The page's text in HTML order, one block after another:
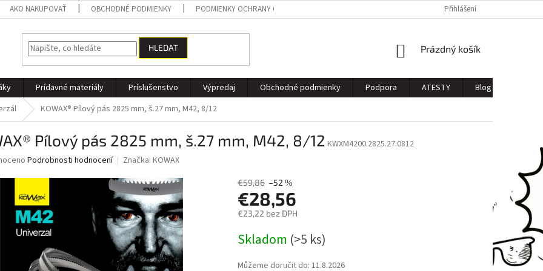
AKO NAKUPOVAŤ OBCHODNÉ PODMIENKY PODMIENKY OCHRANY OSOBNÝCH ÚDAJOV Přihlášení
HLEDAT
NÁKUPNÍ
Prázdný košík
Prídavné materiály Príslušenstvo Výpredaj Obchodné podmienky Podpora ATESTY Blog
KOWAX® Pílový pás 2825 mm, š.27 mm, M42, 8/12
Pílový pás 2825 mm, š.27 mm, M42, 8/12 KWXM4200.2825.27.0812
Podrobnosti hodnocení Značka: KOWAX
€59,86 –52 %
€28,56
€23,22 bez DPH
cena:
Skladom (>5 ks)
Můžeme doručit do: 11.8.2026